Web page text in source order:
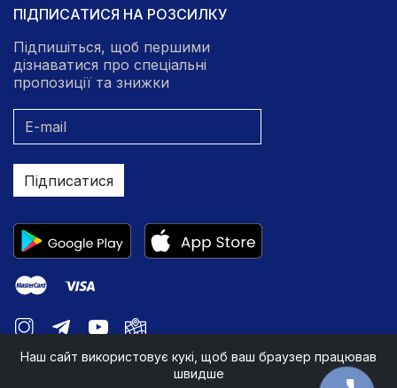
ПІДПИСАТИСЯ НА РОЗСИЛКУ
Підпишіться, щоб першими
дізнаватися про спеціальні
пропозиції та знижки
Підписатися
Наш сайт використовує кукі, щоб ваш браузер працював
швидше